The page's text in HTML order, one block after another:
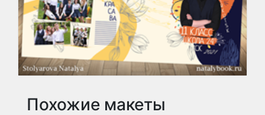
Похожие макеты